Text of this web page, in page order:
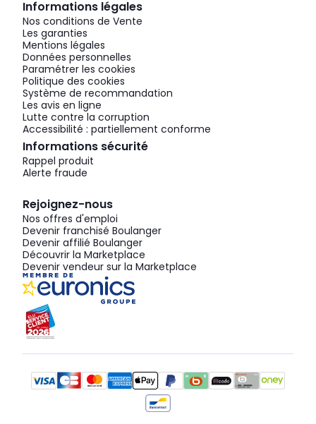
Informations légales
Nos conditions de Vente
Les garanties
Mentions légales
Données personnelles
Paramétrer les cookies
Politique des cookies
Système de recommandation
Les avis en ligne
Lutte contre la corruption
Accessibilité : partiellement conforme
Informations sécurité
Rappel produit
Alerte fraude
Rejoignez-nous
Nos offres d'emploi
Devenir franchisé Boulanger
Devenir affilié Boulanger
Découvrir la Marketplace
Devenir vendeur sur la Marketplace